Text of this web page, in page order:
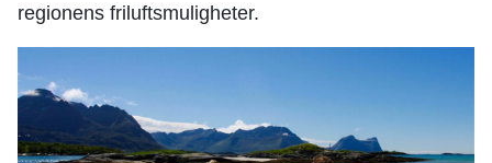
regionens friluftsmuligheter.